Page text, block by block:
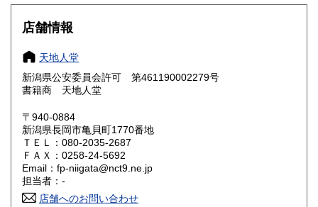
大阪府
奈良県
鳥取県 185円 島根県
岡山県
山口県 185円
香川県 185円
高知県
店舗情報
天地人堂
新潟県公安委員会許可 第461190002279号
書籍商 天地人堂
〒940-0884
新潟県長岡市亀貝町1770番地
ＴＥＬ：080-2035-2687
ＦＡＸ：0258-24-5692
Email：fp-niigata@nct9.ne.jp
担当者：-
店舗へのお問い合わせ